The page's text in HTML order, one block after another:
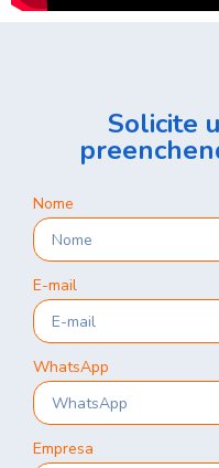
Solicite
Nome
E-mail
WhatsApp
Empresa